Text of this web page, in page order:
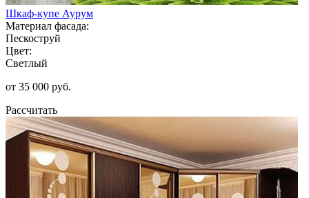
Шкаф-купе Аурум
Материал фасада:
Пескоструй
Цвет:
Светлый
от 35 000 руб.
Рассчитать